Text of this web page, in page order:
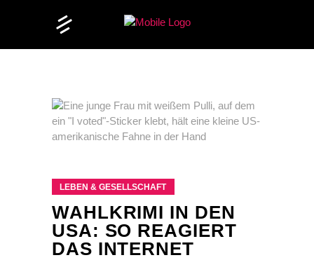
LEBEN & GESELLSCHAFT
WAHLKRIMI IN DEN
USA: SO REAGIERT
DAS INTERNET